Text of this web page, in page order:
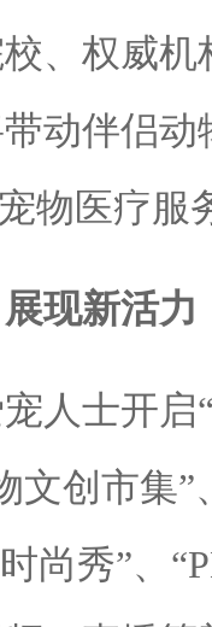
、权威
动伴侣
物医疗服
现新活力
人士开启
文创市集
尚秀”、